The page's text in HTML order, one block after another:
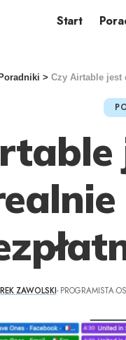
Start
Poradniki >Czy Airtable jest
ZAWOLSKI- PROGRAMISTA